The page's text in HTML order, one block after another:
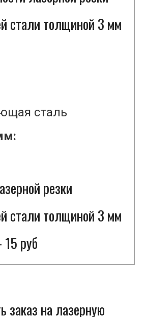
стали толщиной 3 мм
сталь
резки
стали толщиной 3 мм
руб
заказ на лазерную